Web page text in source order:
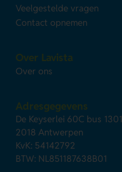
Veelgestelde vragen
Contact opnemen
Over Lavista
Over ons
Adresgegevens
De Keyserlei 60C bus 1301
2018 Antwerpen
KvK: 54142792
BTW: NL851187638B01